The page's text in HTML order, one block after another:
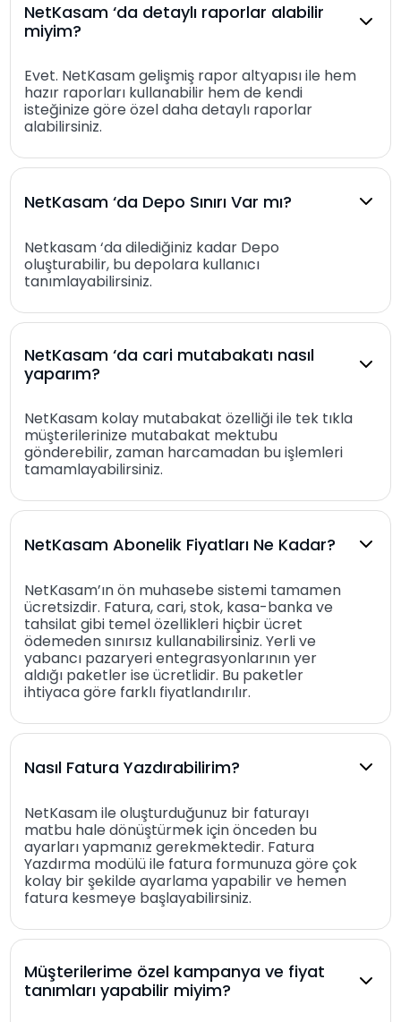
NetKasam ‘da detaylı raporlar alabilir
miyim?
Evet. NetKasam gelişmiş rapor altyapısı ile hem
hazır raporları kullanabilir hem de kendi
isteğinize göre özel daha detaylı raporlar
alabilirsiniz.
NetKasam ‘da Depo Sınırı Var mı?
Netkasam ‘da dilediğiniz kadar Depo
oluşturabilir, bu depolara kullanıcı
tanımlayabilirsiniz.
NetKasam ‘da cari mutabakatı nasıl
yaparım?
NetKasam kolay mutabakat özelliği ile tek tıkla
müşterilerinize mutabakat mektubu
gönderebilir, zaman harcamadan bu işlemleri
tamamlayabilirsiniz.
NetKasam Abonelik Fiyatları Ne Kadar?
NetKasam’ın ön muhasebe sistemi tamamen
ücretsizdir. Fatura, cari, stok, kasa-banka ve
tahsilat gibi temel özellikleri hiçbir ücret
ödemeden sınırsız kullanabilirsiniz. Yerli ve
yabancı pazaryeri entegrasyonlarının yer
aldığı paketler ise ücretlidir. Bu paketler
ihtiyaca göre farklı fiyatlandırılır.
Nasıl Fatura Yazdırabilirim?
NetKasam ile oluşturduğunuz bir faturayı
matbu hale dönüştürmek için önceden bu
ayarları yapmanız gerekmektedir. Fatura
Yazdırma modülü ile fatura formunuza göre çok
kolay bir şekilde ayarlama yapabilir ve hemen
fatura kesmeye başlayabilirsiniz.
Müşterilerime özel kampanya ve fiyat
tanımları yapabilir miyim?